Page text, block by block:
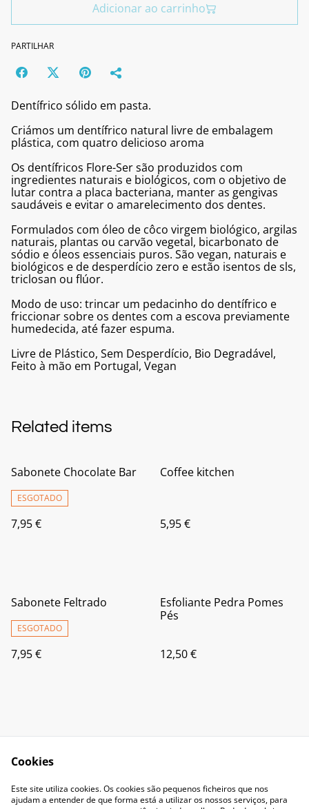
Adicionar ao carrinho
PARTILHAR
Dentífrico sólido em pasta.
Criámos um dentífrico natural livre de embalagem
plástica, com quatro delicioso aroma
Os dentífricos Flore-Ser são produzidos com
ingredientes naturais e biológicos, com o objetivo de
lutar contra a placa bacteriana, manter as gengivas
saudáveis e evitar o amarelecimento dos dentes.
Formulados com óleo de côco virgem biológico, argilas
naturais, plantas ou carvão vegetal, bicarbonato de
sódio e óleos essenciais puros. São vegan, naturais e
biológicos e de desperdício zero e estão isentos de sls,
triclosan ou flúor.
Modo de uso: trincar um pedacinho do dentífrico e
friccionar sobre os dentes com a escova previamente
humedecida, até fazer espuma.
Livre de Plástico, Sem Desperdício, Bio Degradável,
Feito à mão em Portugal, Vegan
Related items
Sabonete Chocolate Bar
ESGOTADO
7,95 €
Coffee kitchen
5,95 €
Sabonete Feltrado
ESGOTADO
7,95 €
Esfoliante Pedra Pomes
Pés
12,50 €
Contact Us
Legal Terms
Privacy Policy
Cookie Policy
Cookies
Este site utiliza cookies. Os cookies são pequenos ficheiros que nos
ajudam a entender de que forma está a utilizar os nossos serviços, para